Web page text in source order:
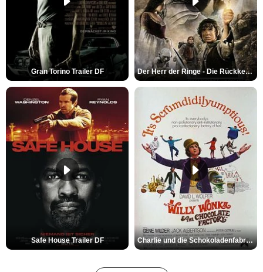
Gran Torino Trailer DF Der Herr der Ringe - Die Rückkehr des Königs Trailer OV
Safe House Trailer DF Charlie und die Schokoladenfabrik Trailer OV